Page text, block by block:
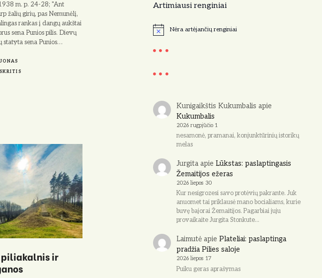
m. p. 24-28; "Ant
žalių girių, pas Nemunėlį,
rankas į dangų aukštai
sena Punios pilis. Dievų
statyta sena Punios…
piliakalnis ir
Artimiausi renginiai
N
t
e
Nėra artėjančių renginiai
Kunigaikštis Kukumbalis apie
Kukumbalis
2026 rugpjūčio 1
nesamonė, pramanai, konjunktūrinių istorikų
melas
Jurgitaapie Lūkstas: paslaptingasis
Žemaitijos ežeras
2026 liepos 30
Kur nesigrozesi savo protėvių pakrante. Juk
anuomet tai priklausė mano bocialiams, kurie
buvę bajorai Žemaitijos. Pagarbiai juju
provaikaite Jurgita Stonkute…
Laimutėapie Plateliai: paslaptinga
pradžia Pilies saloje
2026 liepos 17
Puiku geras aprašymas